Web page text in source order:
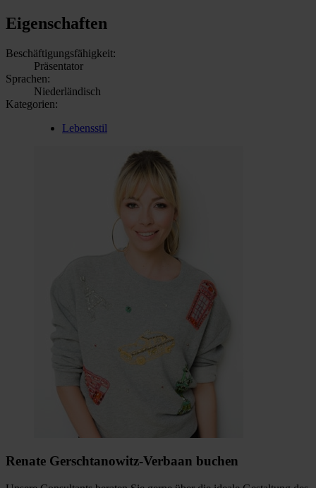
Eigenschaften
Beschäftigungsfähigkeit:
Präsentator
Sprachen:
Niederländisch
Kategorien:
Lebensstil
Renate Gerschtanowitz-Verbaan buchen